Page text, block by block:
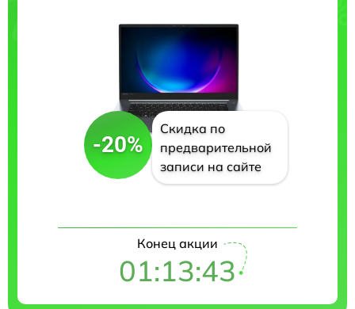
-20%
Скидка по
предварительной
записи на сайте
Конец акции
01:13:42